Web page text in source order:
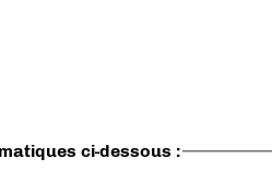
ci-dessous :